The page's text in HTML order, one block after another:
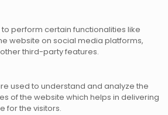
perform certain functionalities like
website on social media platforms,
third-party features.
used to understand and analyze the
of the website which helps in delivering
for the visitors.